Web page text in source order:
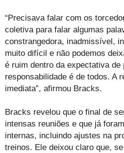
“Precisava falar com os
coletiva para falar algumas
constrangedora, inadmissível,
muito difícil e não podemos
é ruim dentro da expectativa de
responsabilidade é de todos. A
imediata”, afirmou Bracks.
Bracks revelou que o final de
intensas reuniões e que já
internas, incluindo ajustes na
treinos. Ele deixou claro que,